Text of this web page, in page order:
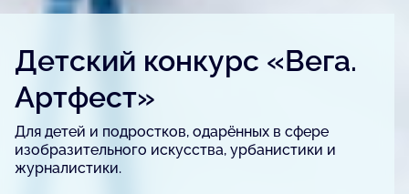
Детский конкурс «Вега.
Артфест»
Для детей и подростков, одарённых в сфере
изобразительного искусства, урбанистики и
журналистики.